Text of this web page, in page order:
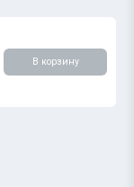
В корзину